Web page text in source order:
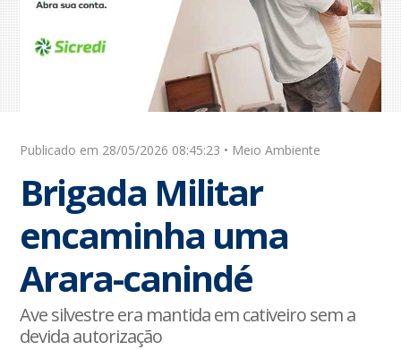
Publicado em 28/05/2026 08:45:23 • Meio Ambiente
Brigada Militar
encaminha uma
Arara-canindé
Ave silvestre era mantida em cativeiro sem a
devida autorização